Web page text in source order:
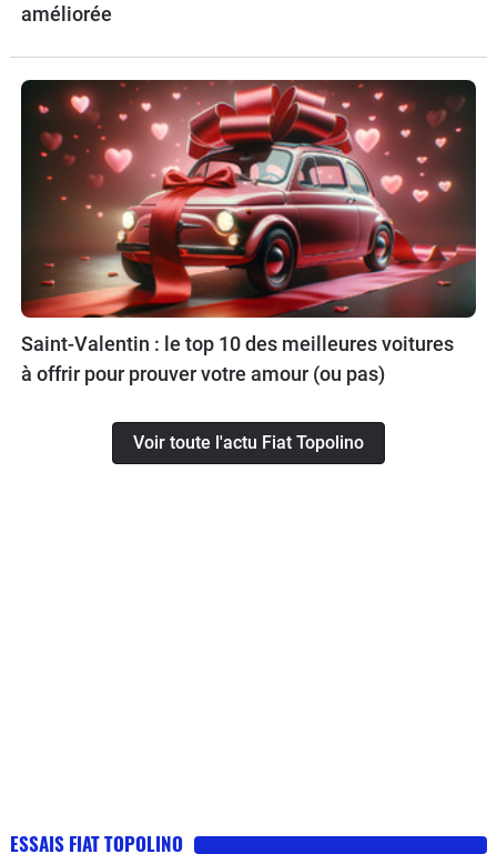
améliorée
Saint-Valentin : le top 10 des meilleures voitures
à offrir pour prouver votre amour (ou pas)
Voir toute l'actu Fiat Topolino
ESSAIS FIAT TOPOLINO